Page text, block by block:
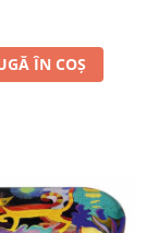
ÎN COȘ